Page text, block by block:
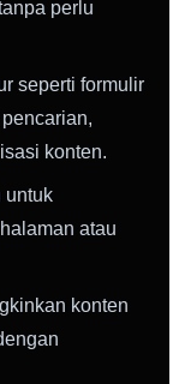
perlu
seperti formulir
konten.
untuk
atau
konten